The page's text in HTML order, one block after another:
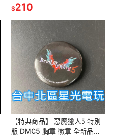
$210
【特典商品】 惡魔獵人5 特別
版 DMC5 胸章 徽章 全新品